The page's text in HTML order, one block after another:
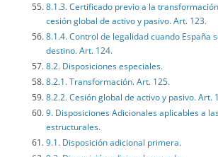
8.1.3. Certificado previo a la
cesión global de activo y pasivo. Art. 123.
8.1.4. Control de legalidad cuando España
destino. Art. 124.
8.2. Disposiciones especiales.
8.2.1. Transformación. Art. 125.
8.2.2. Cesión global de activo y pasivo. Art.
9. Disposiciones Adicionales aplicables a
estructurales.
9.1. Disposición adicional primera.